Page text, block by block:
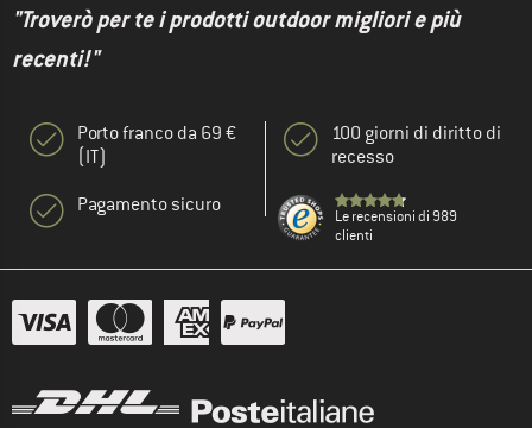
"Troverò per te i prodotti outdoor migliori e più
recenti!"
Porto franco da 69 €
(IT)
Pagamento sicuro
100 giorni di diritto di
recesso
Le recensioni di 989
clienti